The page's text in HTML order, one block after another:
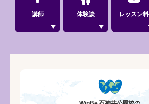
講師 体験談 レッスン料